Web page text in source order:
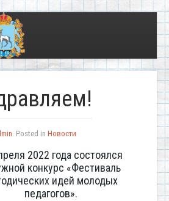
. Posted in Новости
2022 года состоялся
конкурс «Фестиваль
идей молодых
педагогов».